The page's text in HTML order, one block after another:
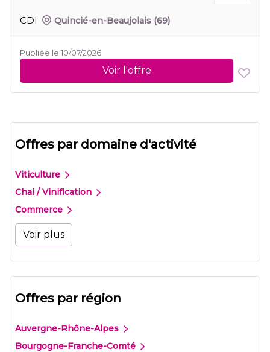
CDI Quincié-en-Beaujolais (69)
Publiée le 10/07/2026
Voir l'offre
Offres par domaine d'activité
Viticulture
Chai / Vinification
Commerce
Voir plus
Offres par région
Auvergne-Rhône-Alpes
Bourgogne-Franche-Comté